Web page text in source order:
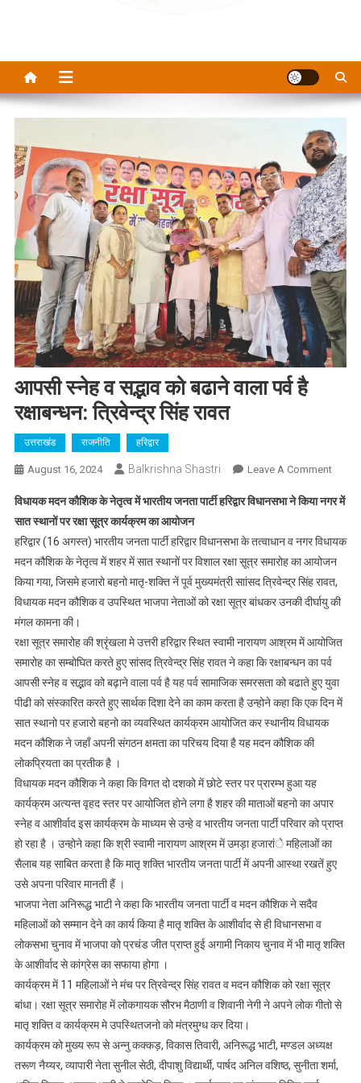
आपसी स्नेह व सद्भाव को बढाने वाला पर्व है
रक्षाबन्धन: त्रिवेन्द्र सिंह रावत
उत्तराखंड राजनीति हरिद्वार
August 16, 2024 Balkrishna Shastri Leave A CommentOn
स्नेह
सद्भाव
को
बढाने
वाला
है
सिंह
रावत
विधायक मदन कौशिक के नेतृत्व में भारतीय जनता पार्टी हरिद्वार विधानसभा ने किया नगर में
सात स्थानों पर रक्षा सूत्र कार्यक्रम का आयोजन
हरिद्वार (16 अगस्त) भारतीय जनता पार्टी हरिद्वार विधानसभा के तत्वाधान व नगर विधायक
मदन कौशिक के नेतृत्व में शहर में सात स्थानों पर विशाल रक्षा सू़त्र समारोह का आयोजन
किया गया, जिसमे हजारो बहनो मातृ-शक्ति नें पूर्व मुख्यमंत्री साांसद त्रिवेन्द्र सिंह रावत,
विधायक मदन कौशिक व उपस्थित भाजपा नेताओं को रक्षा सूत्र बांधकर उनकी दीर्घायु की
मंगल कामना की।
रक्षा सूत्र समारोह की श्रृंखला मे उत्तरी हरिद्वार स्थित स्वामी नारायण आश्रम में आयोजित
समारोह का सम्बोघित करते हुए सांसद त्रिवेन्द्र सिंह रावत ने कहा कि रक्षाबन्धन का पर्व
आपसी स्नेह व सद्भाव को बढ़ाने वाला पर्व है यह पर्व सामाजिक समरसता को बढाते हुए युवा
पीढी को संस्कारित करते हुए सार्थक दिशा देने का काम करता है उन्होने कहा कि एक दिन में
सात स्थानो पर हजारो बहनो का व्यवस्थित कार्यक्रम आयोजित कर स्थानीय विधायक
मदन कौशिक ने जहाँ अपनी संगठन क्षमता का परिचय दिया है यह मदन कौशिक की
लोकप्रियता का प्रतीक है ।
विधायक मदन कौशिक ने कहा कि विगत दो दशको में छोटे स्तर पर प्रारम्भ हुआ यह
कार्यक्रम अत्यन्त वृहद स्तर पर आयोजित होने लगा है शहर की माताओं बहनो का अपार
स्नेह व आशीर्वाद इस कार्यक्रम के माध्यम से उन्हे व भारतीय जनता पार्टी परिवार को प्राप्त
हो रहा है । उन्होने कहा कि श्री स्वामी नारायण आश्रम में उमड़ा हजारांे महिलाओं का
सैलाब यह साबित करता है कि मातृ शक्ति भारतीय जनता पार्टी में अपनी आस्था रखतें हुए
उसे अपना परिवार मानती हैं ।
भाजपा नेता अनिरूद्ध भाटी ने कहा कि भारतीय जनता पार्टी व मदन कौशिक ने सदैव
महिलाओं को सम्मान देने का कार्य किया है मातृ शक्ति के आशीर्वाद से ही विधानसभा व
लोकसभा चुनाव में भाजपा को प्रचंड जीत प्राप्त हुई अगामी निकाय चुनाव में भी मातृ शक्ति
के आशीर्वाद से कांग्रेस का सफाया होगा ।
कार्यक्रम में 11 महिलाओं ने मंच पर त्रिवेन्द्र सिंह रावत व मदन कौशिक को रक्षा सूत्र
बांधा। रक्षा सूत्र समारोह में लोकगायक सौरभ मैठाणी व शिवानी नेगी ने अपने लोक गीतो से
मातृ शक्ति व कार्यक्रम मे उपस्थितजनो को मंत्रमुग्ध कर दिया।
कार्यक्रम को मुख्य रूप से अन्नु कक्कड़, विकास तिवारी, अनिरूद्ध भाटी, मण्डल अध्यक्ष
तरूण नैय्यर, व्यापारी नेता सुनील सेठी, दीपाशु विद्यार्थी, पार्षद अनिल वशिष्ठ, सुनीता शर्मा,